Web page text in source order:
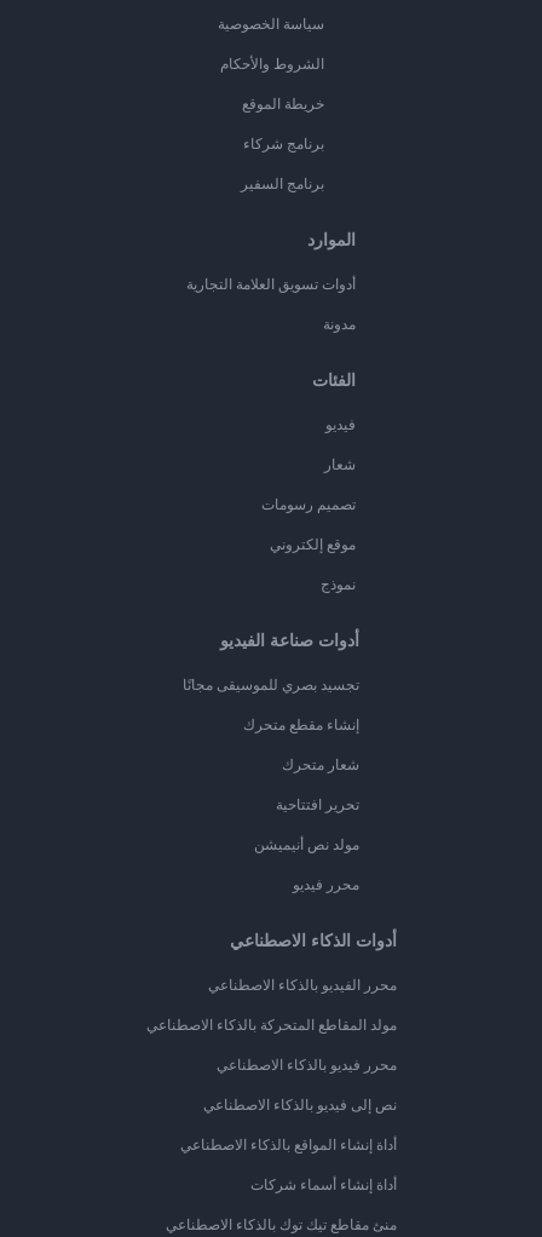
سياسة الخصوصية
الشروط والأحكام
خريطة الموقع
برنامج شركاء
برنامج السفير
الموارد
أدوات تسويق العلامة التجارية
مدونة
الفئات
فيديو
شعار
تصميم رسومات
موقع إلكتروني
نموذج
أدوات صناعة الفيديو
تجسيد بصري للموسيقى مجانًا
إنشاء مقطع متحرك
شعار متحرك
تحرير افتتاحية
مولد نص أنيميشن
محرر فيديو
أدوات الذكاء الاصطناعي
محرر الفيديو بالذكاء الاصطناعي
مولد المقاطع المتحركة بالذكاء الاصطناعي
محرر فيديو بالذكاء الاصطناعي
نص إلى فيديو بالذكاء الاصطناعي
أداة إنشاء المواقع بالذكاء الاصطناعي
أداة إنشاء أسماء شركات
منئ مقاطع تيك توك بالذكاء الاصطناعي